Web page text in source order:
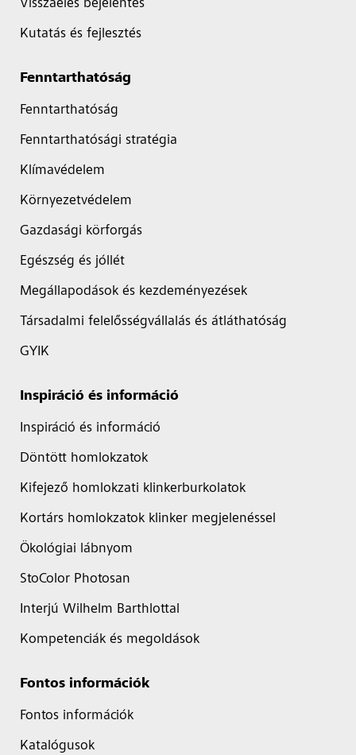
Visszaélés bejelentés
Kutatás és fejlesztés
Fenntarthatóság
Fenntarthatóság
Fenntarthatósági stratégia
Klímavédelem
Környezetvédelem
Gazdasági körforgás
Egészség és jóllét
Megállapodások és kezdeményezések
Társadalmi felelősségvállalás és átláthatóság
GYIK
Inspiráció és információ
Inspiráció és információ
Döntött homlokzatok
Kifejező homlokzati klinkerburkolatok
Kortárs homlokzatok klinker megjelenéssel
Ökológiai lábnyom
StoColor Photosan
Interjú Wilhelm Barthlottal
Kompetenciák és megoldások
Fontos információk
Fontos információk
Katalógusok